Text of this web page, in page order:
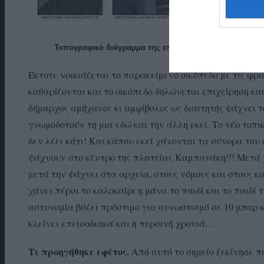
Τοπογραφικό διάγραμμα της επίμαχης πλατείας, του
Έκτοτε νοικιάζεται το παρακείμενο οικόπεδο με τις
καθαρίζονται και το οικόπεδο δηλώνεται επιχείρηση
δήμαρχος αμήχανος κι αμφίβολος ως διαιτητής
γνωμοδοτούν τη μια εδώ και την άλλη εκεί. Το νέο
δεν λέει κάτι! Και κάπου εκεί χάνονται τα σύνορα
ψάχνουν στο κέντρο της πλατείας Καμπανάκη!!!
μετά την ψάχνει στα αρχεία, στους νόμους και στους
χάνει πέρσι το καλοκαίρι η μάνα το παιδί και το
αστυνομία βάζει πρόστιμο για συνωστισμό σε 10
κλείνει επεισοδιακά και η περσινή χρονιά…
Τι προηγήθηκε εφέτος. Από αυτό το σημείο ξεκίνησε